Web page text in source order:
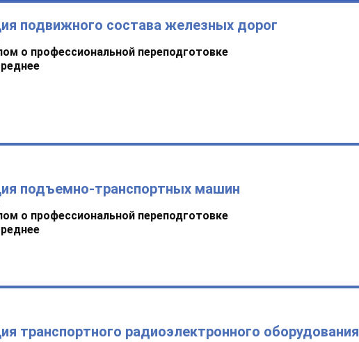
подвижного состава железных дорог
о профессиональной переподготовке
подъемно-транспортных машин
о профессиональной переподготовке
транспортного радиоэлектронного оборудования